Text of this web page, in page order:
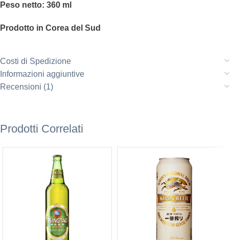
Peso netto: 360 ml
Prodotto in Corea del Sud
Costi di Spedizione
Informazioni aggiuntive
Recensioni (1)
Prodotti Correlati